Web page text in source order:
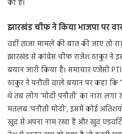
की है।
झारखंड चीफ ने किया भाजपा पर
वहीं ताजा मामले की बात की जाए तो
झारखंड से कांग्रेस चीफ राजेश ठाकुर ने
बयान जारी किया है। समाचार एजेंसी
ठाकुर ने पनौती वाले बयान पर कहा कि
थे तब लोग ‘मोदी पनौती’ का नारा
मतलब ‘पनौती मोदी’, इसमें कोई
खुद से अपना नाम रखा है और खुद